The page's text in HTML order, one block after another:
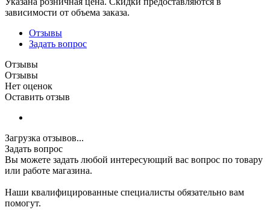
зависимости от объема заказа.
Отзывы
Задать вопрос
Отзывы
Отзывы
Нет оценок
Оставить отзыв
Загрузка отзывов...
Задать вопрос
Вы можете задать любой интересующий вас вопрос по товару
или работе магазина.
Наши квалифицированные специалисты обязательно вам
помогут.